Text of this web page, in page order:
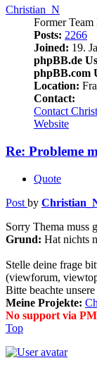
Christian_N
Former Team
Posts: 2266
Joined: 19.
phpBB.de
phpBB.com
Location:
Contact:
Contact
Website
Re: Probleme
Quote
Post by
Sorry Thema muss
Grund: Hat nichts
Stelle deine frage
(viewforum,
Bitte beachte
Meine Projekte:
No support via
Top